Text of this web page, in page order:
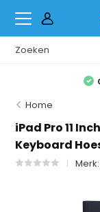
Home
iPad Pro 11
Keyboard